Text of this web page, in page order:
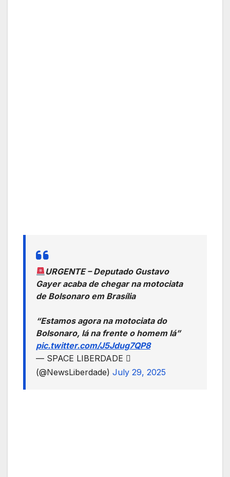
URGENTE – Deputado Gustavo
Gayer acaba de chegar na motociata
de Bolsonaro em Brasília
“Estamos agora na motociata do
Bolsonaro, lá na frente o homem lá”
pic.twitter.com/J5Jdug7QP8
— SPACE LIBERDADE 
(@NewsLiberdade) July 29, 2025